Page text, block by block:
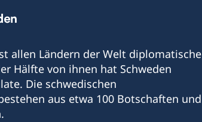
allen Ländern der Welt diplomatische
Hälfte von ihnen hat Schweden
Die schwedischen
aus etwa 100 Botschaften und